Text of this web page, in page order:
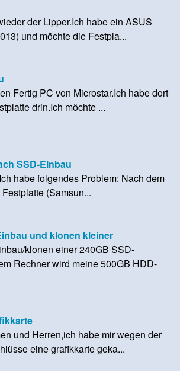
der Lipper.Ich habe ein ASUS
und möchte die Festpla...
Fertig PC von Microstar.Ich habe dort
drin.Ich möchte ...
SSD-Einbau
habe folgendes Problem: Nach dem
(Samsun...
und klonen kleiner
klonen einer 240GB SSD-
Rechner wird meine 500GB HDD-
und Herren,ich habe mir wegen der
eine grafikkarte geka...